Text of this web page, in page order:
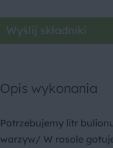
Wyślij składniki
Opis wykonania
Potrzebujemy litr
warzyw/ W rosole